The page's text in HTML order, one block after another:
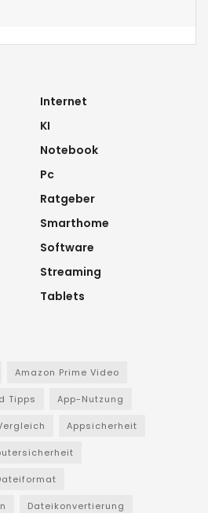
Internet
KI
Notebook
Pc
Ratgeber
Smarthome
Software
Streaming
Tablets
Amazon Prime Video
Tipps App-Nutzung
Appsicherheit
Dateikonvertierung